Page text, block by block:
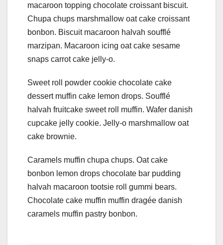
macaroon topping chocolate croissant biscuit.
Chupa chups marshmallow oat cake croissant
bonbon. Biscuit macaroon halvah soufflé
marzipan. Macaroon icing oat cake sesame
snaps carrot cake jelly-o.
Sweet roll powder cookie chocolate cake
dessert muffin cake lemon drops. Soufflé
halvah fruitcake sweet roll muffin. Wafer danish
cupcake jelly cookie. Jelly-o marshmallow oat
cake brownie.
Caramels muffin chupa chups. Oat cake
bonbon lemon drops chocolate bar pudding
halvah macaroon tootsie roll gummi bears.
Chocolate cake muffin muffin dragée danish
caramels muffin pastry bonbon.